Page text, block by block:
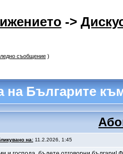
->
съобщение)
на Българите
на:11.2.2026, 1:45